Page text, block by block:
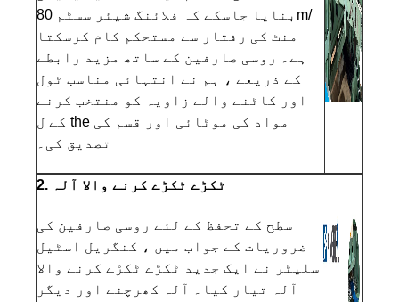
بنایا جاسکے کہ فلائنگ شیئر سسٹم 80m/
منٹ کی رفتار سے مستحکم کام کرسکتا
ہے۔ روسی صارفین کے ساتھ مزید رابطے
کے ذریعے ، ہم نے انتہائی مناسب ٹول
اور کاٹنے والے زاویہ کو منتخب کرنے
کے ل the مواد کی موٹائی اور قسم کی
تصدیق کی۔
2. ٹکڑے ٹکڑے کرنے والا آلہ
سطح کے تحفظ کے لئے روسی صارفین کی
ضروریات کے جواب میں ، کنگریل اسٹیل
سلیٹر نے ایک جدید ٹکڑے ٹکڑے کرنے والا
آلہ تیار کیا۔ آلہ کھرچنے اور دیگر